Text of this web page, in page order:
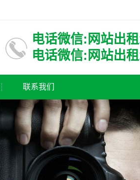
电话微信:网站出
电话微信:网站出
联系我们